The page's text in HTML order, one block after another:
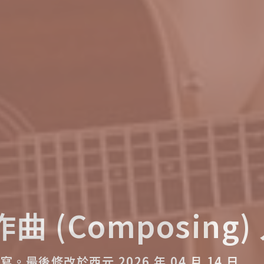
曲 (Composing)